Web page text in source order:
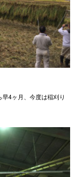
4ヶ月、今度は稲刈り